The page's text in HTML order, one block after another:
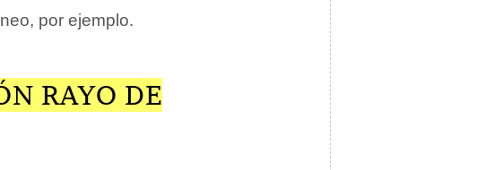
por ejemplo.
RAYO DE